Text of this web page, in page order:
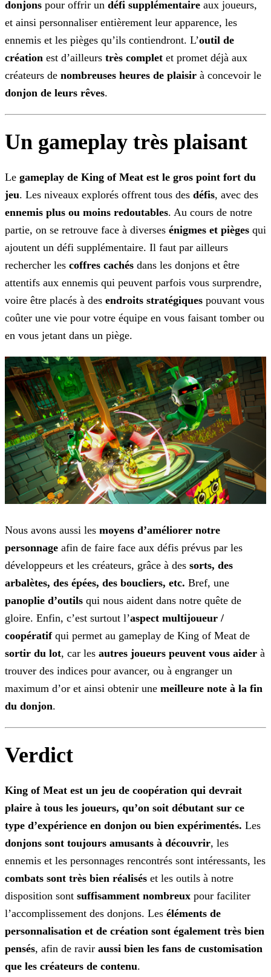
donjons pour offrir un défi supplémentaire aux joueurs,
et ainsi personnaliser entièrement leur apparence, les
ennemis et les pièges qu’ils contiendront. L’outil de
création est d’ailleurs très complet et promet déjà aux
créateurs de nombreuses heures de plaisir à concevoir le
donjon de leurs rêves.
Un gameplay très plaisant
Le gameplay de King of Meat est le gros point fort du
jeu. Les niveaux explorés offrent tous des défis, avec des
ennemis plus ou moins redoutables. Au cours de notre
partie, on se retrouve face à diverses énigmes et pièges qui
ajoutent un défi supplémentaire. Il faut par ailleurs
rechercher les coffres cachés dans les donjons et être
attentifs aux ennemis qui peuvent parfois vous surprendre,
voire être placés à des endroits stratégiques pouvant vous
coûter une vie pour votre équipe en vous faisant tomber ou
en vous jetant dans un piège.
Nous avons aussi les moyens d’améliorer notre
personnage afin de faire face aux défis prévus par les
développeurs et les créateurs, grâce à des sorts, des
arbalètes, des épées, des boucliers, etc. Bref, une
panoplie d’outils qui nous aident dans notre quête de
gloire. Enfin, c’est surtout l’aspect multijoueur /
coopératifqui permet au gameplay de King of Meat de
sortir du lot, car les autres joueurs peuvent vous aider à
trouver des indices pour avancer, ou à engranger un
maximum d’or et ainsi obtenir une meilleure note à la fin
du donjon.
Verdict
King of Meat est un jeu de coopération qui devrait
plaire à tous les joueurs, qu’on soit débutant sur ce
type d’expérience en donjon ou bien expérimentés. Les
donjons sont toujours amusants à découvrir, les
ennemis et les personnages rencontrés sont intéressants, les
combats sont très bien réalisés et les outils à notre
disposition sont suffisamment nombreux pour faciliter
l’accomplissement des donjons. Les éléments de
personnalisation et de création sont également très bien
pensés, afin de ravir aussi bien les fans de customisation
que les créateurs de contenu.